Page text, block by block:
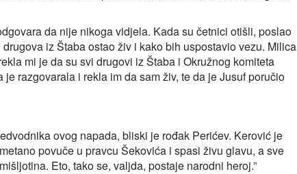
da nije nikoga vidjela. Kada su četnici otišli, poslao
iz Štaba ostao živ i kako bih uspostavio vezu. Milica
mi je da su svi drugovi iz Štaba i Okružnog komiteta
razgovarala i rekla im da sam živ, te da je Jusuf poručio
ovog napada, bliski je rođak Perićev. Kerović je
povuče u pravcu Šekovića i spasi živu glavu, a sve
Eto, tako se, valjda, postaje narodni heroj.”